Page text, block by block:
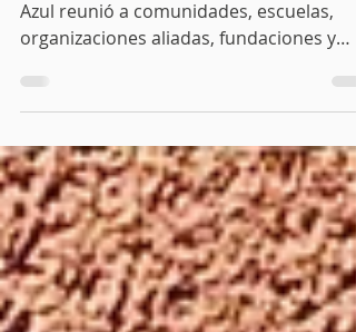
En su aniversario número 20, Cántaro
organizaciones aliadas, fundaciones y
academia para escuchar voces del
territorio y reafirmar una convicción: la
justicia hídrica se construye en colectivo.